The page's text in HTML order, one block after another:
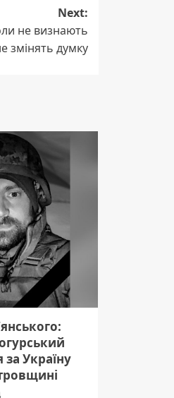
Next:
не визнають
змінять думку
за Україну